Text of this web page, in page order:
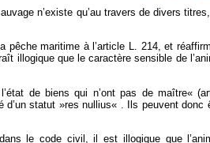
n’existe qu’au travers de divers
maritime à l’article L. 214, et
illogique que le caractère sensible de
de biens qui n’ont pas de maître«
d’un statut »res nullius« . Ils peuvent
le code civil, il est illogique que